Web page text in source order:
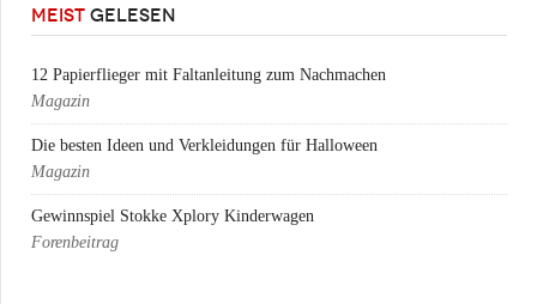
MEIST GELESEN
12 Papierflieger mit Faltanleitung zum Nachmachen
Magazin
Die besten Ideen und Verkleidungen für Halloween
Magazin
Gewinnspiel Stokke Xplory Kinderwagen
Forenbeitrag